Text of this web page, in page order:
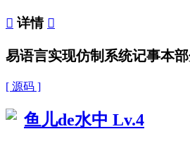
 详情 
易语言实现仿制系统记事本
[ 源码 ]
鱼儿de水中 Lv.4